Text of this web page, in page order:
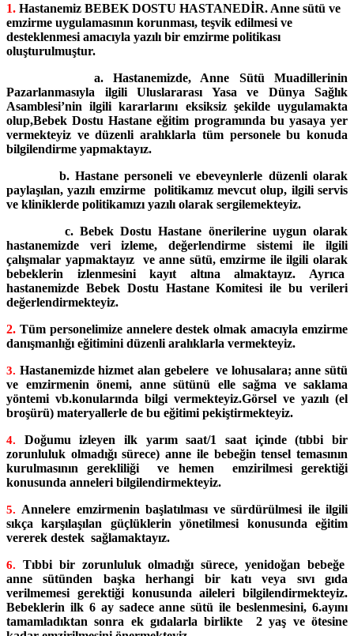
1. Hastanemiz BEBEK DOSTU HASTANEDİR. Anne sütü ve
emzirme uygulamasının korunması, teşvik edilmesi ve
desteklenmesi amacıyla yazılı bir emzirme politikası
oluşturulmuştur.
a. Hastanemizde, Anne Sütü Muadillerinin
Pazarlanmasıyla ilgili Uluslararası Yasa ve Dünya Sağlık
Asamblesi’nin ilgili kararlarını eksiksiz şekilde uygulamakta
olup,Bebek Dostu Hastane eğitim programında bu yasaya yer
vermekteyiz ve düzenli aralıklarla tüm personele bu konuda
bilgilendirme yapmaktayız.
b. Hastane personeli ve ebeveynlerle düzenli olarak
paylaşılan, yazılı emzirme politikamız mevcut olup, ilgili servis
ve kliniklerde politikamızı yazılı olarak sergilemekteyiz.
c. Bebek Dostu Hastane önerilerine uygun olarak
hastanemizde veri izleme, değerlendirme sistemi ile ilgili
çalışmalar yapmaktayız ve anne sütü, emzirme ile ilgili olarak
bebeklerin izlenmesini kayıt altına almaktayız. Ayrıca
hastanemizde Bebek Dostu Hastane Komitesi ile bu verileri
değerlendirmekteyiz.
2. Tüm personelimize annelere destek olmak amacıyla emzirme
danışmanlığı eğitimini düzenli aralıklarla vermekteyiz.
3. Hastanemizde hizmet alan gebelere ve lohusalara; anne sütü
ve emzirmenin önemi, anne sütünü elle sağma ve saklama
yöntemi vb.konularında bilgi vermekteyiz.Görsel ve yazılı (el
broşürü) materyallerle de bu eğitimi pekiştirmekteyiz.
4.
Doğumu izleyen ilk yarım saat/1 saat içinde (tıbbi bir
zorunluluk olmadığı sürece) anne ile bebeğin tensel temasının
kurulmasının gerekliliği ve hemen emzirilmesi gerektiği
konusunda anneleri bilgilendirmekteyiz.
5. Annelere emzirmenin başlatılması ve sürdürülmesi ile ilgili
sıkça karşılaşılan güçlüklerin yönetilmesi konusunda eğitim
vererek destek sağlamaktayız.
6.
Tıbbi bir zorunluluk olmadığı sürece, yenidoğan bebeğe
anne sütünden başka herhangi bir katı veya sıvı gıda
verilmemesi gerektiği konusunda aileleri bilgilendirmekteyiz.
Bebeklerin ilk 6 ay sadece anne sütü ile beslenmesini, 6.ayını
tamamladıktan sonra ek gıdalarla birlikte 2 yaş ve ötesine